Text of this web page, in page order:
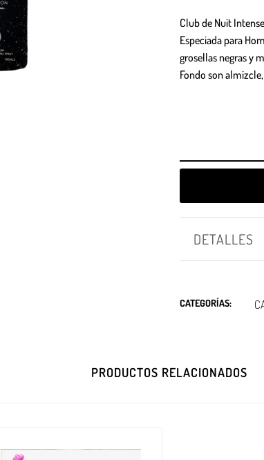
Club de Nuit
Especiada para
grosellas negras y
Fondo son
DETALLES
CATEGORÍAS:
PRODUCTOS RELACIONADOS